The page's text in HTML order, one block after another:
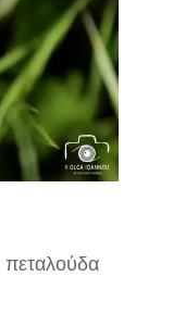
πεταλούδα